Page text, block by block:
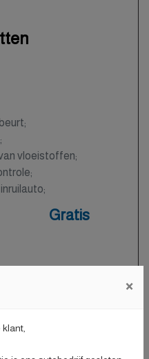
vloeistoffen;
Gratis
×